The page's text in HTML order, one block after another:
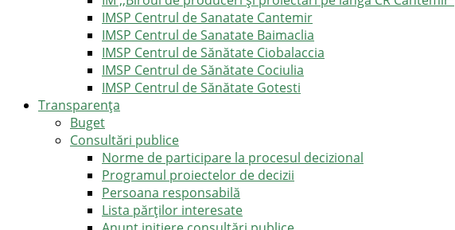
IMSP Centrul de Sanatate Cantemir
IMSP Centrul de Sanatate Baimaclia
IMSP Centrul de Sănătate Ciobalaccia
IMSP Centrul de Sănătate Cociulia
IMSP Centrul de Sănătate Gotesti
Transparența
Buget
Consultări publice
Norme de participare la procesul decizional
Programul proiectelor de decizii
Persoana responsabilă
Lista părților interesate